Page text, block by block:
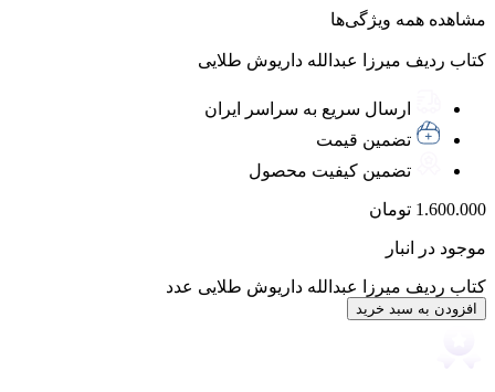
مشاهده همه ویژگی‌ها
کتاب ردیف میرزا عبدالله داریوش طلایی
ارسال سریع به سراسر ایران
تضمین قیمت
تضمین کیفیت محصول
1.600.000 تومان
موجود در انبار
کتاب ردیف میرزا عبدالله داریوش طلایی عدد
افزودن به سبد خرید